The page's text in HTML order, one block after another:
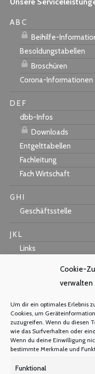
Cookie-
verwalten
Um dir ein optimales Erlebnis
Cookies, um
zuzugreifen. Wenn du diesen
wie das Surfverhalten oder
Wenn du deine Einwilligung
bestimmte Merkmale und
Funktional
A B C
Beihilfe-
Besoldungstabellen
Broschüren
Corona-Informationen
D E F
dbb-Infos
Downloads
Entgelttabellen
Fachleitung
Fach Wirtschaft
G H I
Geschäftsstelle
J K L
Links
Mastercard
Warum Mitglied
Mitgliedsbeitrag
Mitglied werden